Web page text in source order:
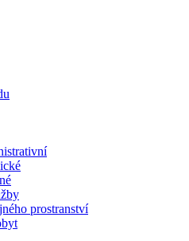
prostranství